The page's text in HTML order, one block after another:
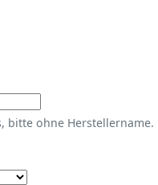
bitte ohne Herstellername.